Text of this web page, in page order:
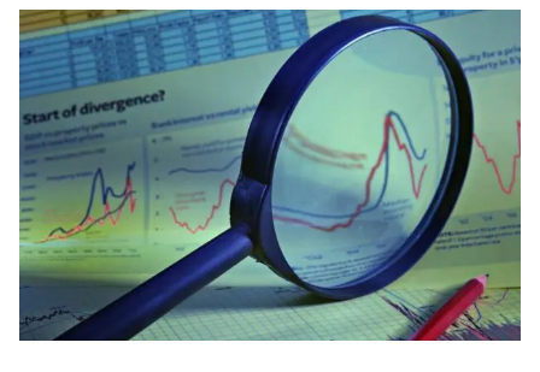
急騰した長期金利
逆の変動をしたVIX
S&P500ヒートマップ
セクター別パフォーマンス
一旦下落したS&P500
米国市場のトピックス
予想を大きく上回った1月の米雇用者数